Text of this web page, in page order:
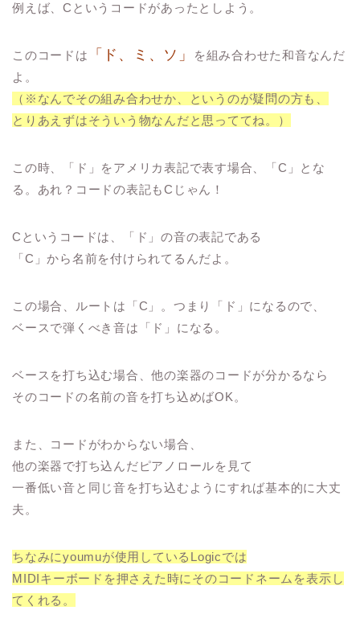
例えば、Cというコードがあったとしよう。
このコードは 「ド、ミ、ソ」
を組み合わせた和音なんだ
よ。
（※なんでその組み合わせか、というのが疑問の方も、
とりあえずはそういう物なんだと思っててね。）
この時、「ド」をアメリカ表記で表す場合、「C」とな
る。あれ？コードの表記もCじゃん！
Cというコードは、「ド」の音の表記である
「C」から名前を付けられてるんだよ。
この場合、ルートは「C」。つまり「ド」になるので、
ベースで弾くべき音は「ド」になる。
ベースを打ち込む場合、他の楽器のコードが分かるなら
そのコードの名前の音を打ち込めばOK。
また、コードがわからない場合、
他の楽器で打ち込んだピアノロールを見て
一番低い音と同じ音を打ち込むようにすれば基本的に大丈
夫。
ちなみにyoumuが使用しているLogicでは
MIDIキーボードを押さえた時に そのコードネームを表示し
てくれる。